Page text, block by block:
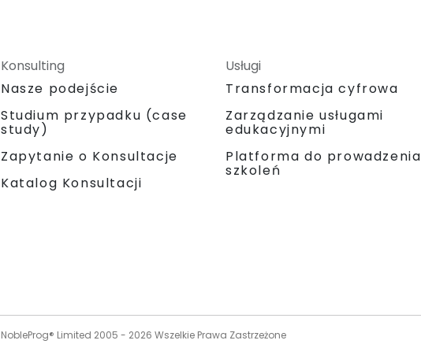
Konsulting
Nasze podejście
Studium przypadku (case
study)
Zapytanie o Konsultacje
Katalog Konsultacji
Usługi
Transformacja cyfrowa
Zarządzanie usługami
edukacyjnymi
Platforma do prowadzenia
szkoleń
NobleProg® Limited 2005 - 2026 Wszelkie Prawa Zastrzeżone